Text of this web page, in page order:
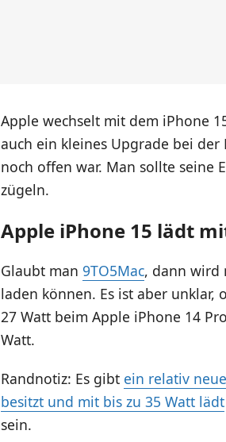
Apple wechselt mit dem iPhone
auch ein kleines Upgrade bei
noch offen war. Man sollte seine
zügeln.
Apple iPhone 15 lädt
Glaubt man 9TO5Mac, dann wird
laden können. Es ist aber unklar,
27 Watt beim Apple iPhone 14
Watt.
Randnotiz: Es gibt ein relativ
besitzt und mit bis zu 35 Watt lädt
sein.